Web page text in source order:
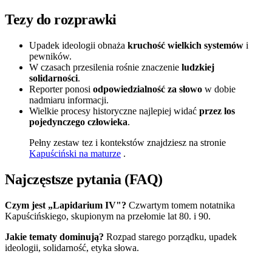
Tezy do rozprawki
Upadek ideologii obnaża kruchość wielkich systemów i
pewników.
W czasach przesilenia rośnie znaczenie ludzkiej
solidarności.
Reporter ponosi odpowiedzialność za słowo w dobie
nadmiaru informacji.
Wielkie procesy historyczne najlepiej widać przez los
pojedynczego człowieka.
Pełny zestaw tez i kontekstów znajdziesz na stronie
Kapuściński na maturze .
Najczęstsze pytania (FAQ)
Czym jest „Lapidarium IV"? Czwartym tomem notatnika
Kapuścińskiego, skupionym na przełomie lat 80. i 90.
Jakie tematy dominują? Rozpad starego porządku, upadek
ideologii, solidarność, etyka słowa.